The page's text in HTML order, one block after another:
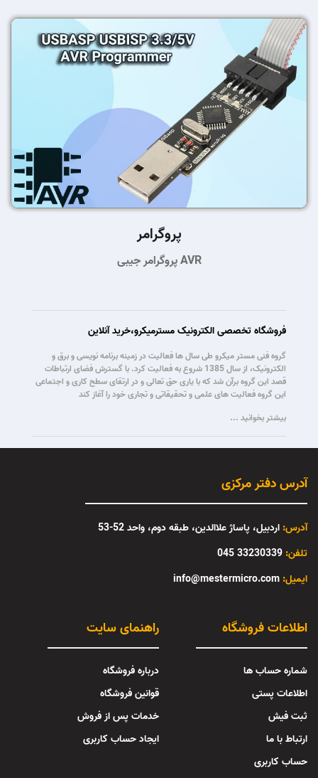
پروگرامر
پروگرامر جیبی AVR
فروشگاه تخصصی الکترونیک مسترمیکرو،خرید آنلاین
گروه فنی مستر میکرو طی سال ها فعالیت در زمینه برنامه نویسی و برق و
الکترونیک، از سال 1385 شروع به فعالیت کرد. با گسترش فضای ارتباطات
قصد این گروه برآن شد که با یاری حق تعالی و در ارتقای سطح کاری و اجتماعی
این گروه فعالیت های علمی و تحقیقاتی و تجاری خود را آغاز کند
بیشتر بخوانید ...
آدرس دفتر مرکزی
آدرس: اردبیل، پاساژ علاالدین، طبقه دوم، واحد 52-53
تلفن: 33230339 045
info@mestermicro.com :ایمیل
راهنمای سایت
درباره فروشگاه
قوانین فروشگاه
خدمات پس از فروش
ایجاد حساب کاربری
اطلاعات فروشگاه
شماره حساب ها
اطلاعات پستی
ثبت فیش
ارتباط با ما
حساب کاربری